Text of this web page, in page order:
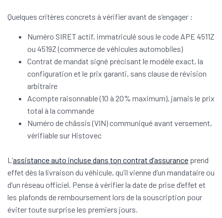
Quelques critères concrets à vérifier avant de s’engager :
Numéro SIRET actif, immatriculé sous le code APE 4511Z
ou 4519Z (commerce de véhicules automobiles)
Contrat de mandat signé précisant le modèle exact, la
configuration et le prix garanti, sans clause de révision
arbitraire
Acompte raisonnable (10 à 20% maximum), jamais le prix
total à la commande
Numéro de châssis (VIN) communiqué avant versement,
vérifiable sur Histovec
L’assistance auto incluse dans ton contrat d’assurance prend
effet dès la livraison du véhicule, qu’il vienne d’un mandataire ou
d’un réseau officiel. Pense à vérifier la date de prise d’effet et
les plafonds de remboursement lors de la souscription pour
éviter toute surprise les premiers jours.